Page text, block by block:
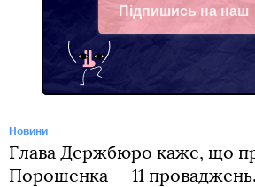
Підпишись на наш
Telegram
Новини
Глава Держбюро каже, що
Порошенка — 11